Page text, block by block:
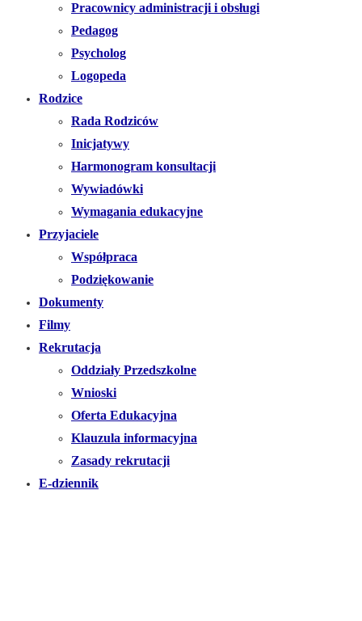
Pracownicy administracji i obsługi
Pedagog
Psycholog
Logopeda
Rodzice
Rada Rodziców
Inicjatywy
Harmonogram konsultacji
Wywiadówki
Wymagania edukacyjne
Przyjaciele
Współpraca
Podziękowanie
Dokumenty
Filmy
Rekrutacja
Oddziały Przedszkolne
Wnioski
Oferta Edukacyjna
Klauzula informacyjna
Zasady rekrutacji
E-dziennik